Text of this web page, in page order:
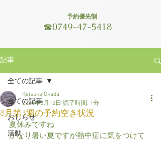
予約優先制
☎0749-47-5418
記事
全ての記事
おしらせ
活動
全ての記事
8月第3週の予約空き状況
Keisuke Okada
2024年8月12日 読了時間: 1分
夏休みですね
かなり暑い夏ですが熱中症に気をつけて